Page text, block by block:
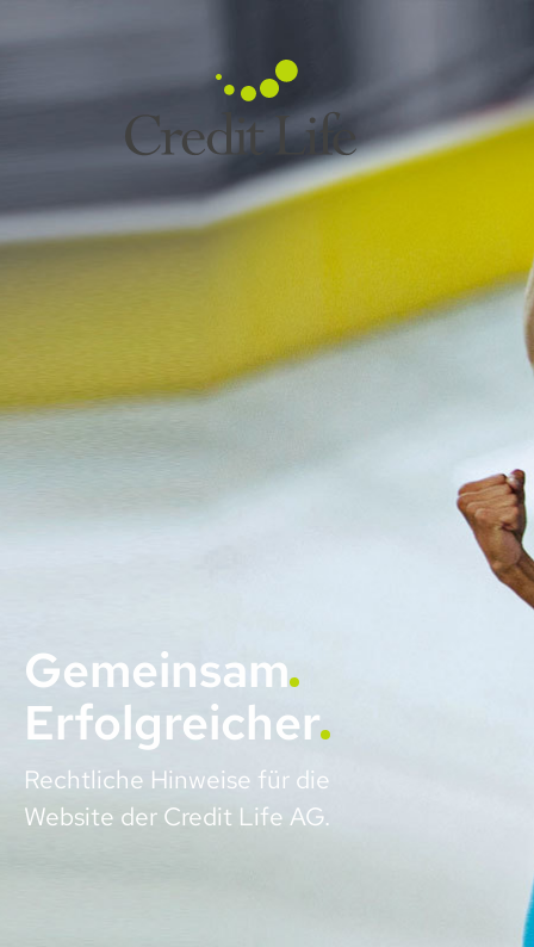
Gemeinsam
Erfolgreicher
Rechtliche Hinweise für die
Website der Credit Life AG.